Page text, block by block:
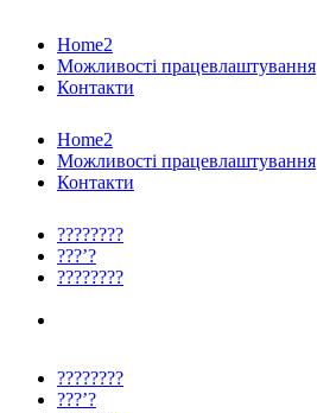
Home2
Можливості працевлаштування
Контакти
Home2
Можливості працевлаштування
Контакти
????????
???’?
????????
????????
???’?